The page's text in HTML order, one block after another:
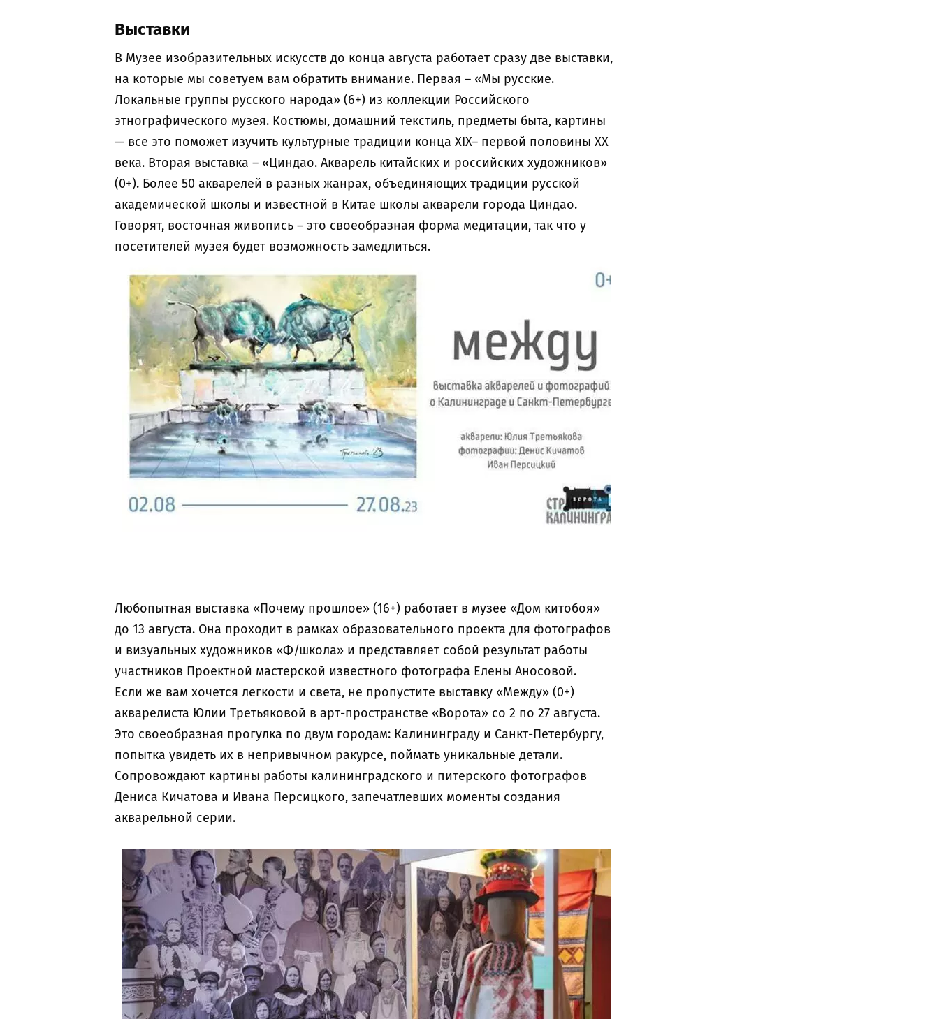
Выставки
В Музее изобразительных искусств до конца августа работает сразу две выставки,
на которые мы советуем вам обратить внимание. Первая – «Мы русские.
Локальные группы русского народа» (6+) из коллекции Российского
этнографического музея. Костюмы, домашний текстиль, предметы быта, картины
— все это поможет изучить культурные традиции конца XIX– первой половины XX
века. Вторая выставка – «Циндао. Акварель китайских и российских художников»
(0+). Более 50 акварелей в разных жанрах, объединяющих традиции русской
академической школы и известной в Китае школы акварели города Циндао.
Говорят, восточная живопись – это своеобразная форма медитации, так что у
посетителей музея будет возможность замедлиться.
Любопытная выставка «Почему прошлое» (16+) работает в музее «Дом китобоя»
до 13 августа. Она проходит в рамках образовательного проекта для фотографов
и визуальных художников «Ф/школа» и представляет собой результат работы
участников Проектной мастерской известного фотографа Елены Аносовой.
Если же вам хочется легкости и света, не пропустите выставку «Между» (0+)
акварелиста Юлии Третьяковой в арт-пространстве «Ворота» со 2 по 27 августа.
Это своеобразная прогулка по двум городам: Калининграду и Санкт-Петербургу,
попытка увидеть их в непривычном ракурсе, поймать уникальные детали.
Сопровождают картины работы калининградского и питерского фотографов
Дениса Кичатова и Ивана Персицкого, запечатлевших моменты создания
акварельной серии.